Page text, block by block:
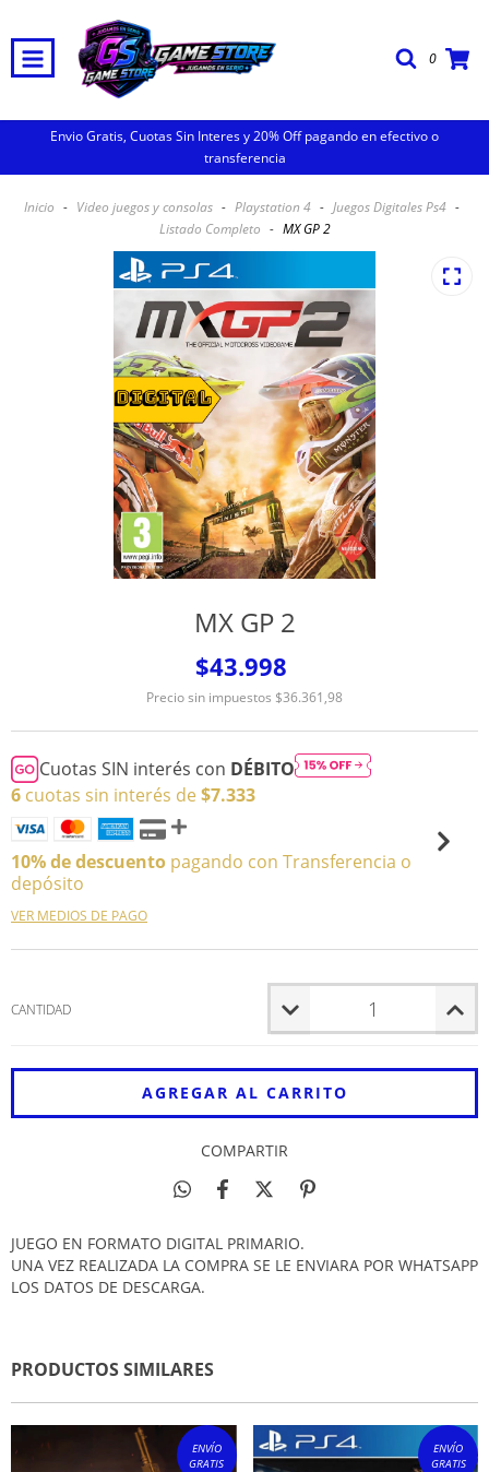
0
Envio Gratis, Cuotas Sin Interes y 20% Off pagando en efectivo o
transferencia
Inicio - Video juegos y consolas - Playstation 4 - Juegos Digitales Ps4 -
Listado Completo - MX GP 2
MX GP 2
$43.998
Precio sin impuestos $36.361,98
Cuotas SIN interés con DÉBITO
6 cuotas sin interés de $7.333
10% de descuento pagando con Transferencia o
depósito
VER MEDIOS DE PAGO
CANTIDAD
COMPARTIR
JUEGO EN FORMATO DIGITAL PRIMARIO.
UNA VEZ REALIZADA LA COMPRA SE LE ENVIARA POR WHATSAPP
LOS DATOS DE DESCARGA.
PRODUCTOS SIMILARES
ENVÍO
GRATIS
ENVÍO
GRATIS